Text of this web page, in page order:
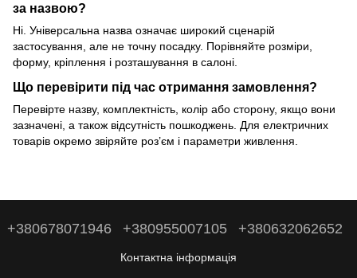
за назвою?
Ні. Універсальна назва означає широкий сценарій
застосування, але не точну посадку. Порівняйте розміри,
форму, кріплення і розташування в салоні.
Що перевірити під час отримання замовлення?
Перевірте назву, комплектність, колір або сторону, якщо вони
зазначені, а також відсутність пошкоджень. Для електричних
товарів окремо звіряйте роз’єм і параметри живлення.
+380678071946 +380955007105 +380632062652
Контактна інформація